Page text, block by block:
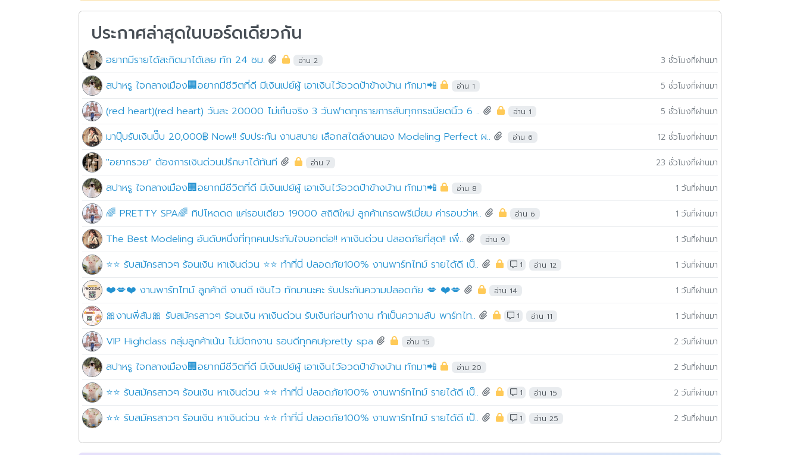
ประกาศล่าสุดในบอร์ดเดียวกัน
อยากมีรายได้สะกิดมาได้เลย ทัก 24 ชม. อ่าน 2 3 ชั่วโมงที่ผ่านมา
สปาหรู ใจกลางเมือง🏢อยากมีชีวิตที่ดี มีเงินเปย์ผู้ เอาเงินไว้อวดป้าข้างบ้าน ทักมา📲 อ่าน 1 5 ชั่วโมงที่ผ่านมา
(red heart)(red heart) วันละ 20000 ไม่เกืนจริง 3 วันฟาดทุกรายการสับทุกกระเบียดนิ้ว 6 .. อ่าน 1 5 ชั่วโมงที่ผ่านมา
มาปุ๊บรับเงินปั๊บ 20,000฿ Now!! รับประกัน งานสบาย เลือกสไตล์งานเอง Modeling Perfect ผ.. อ่าน 6 12 ชั่วโมงที่ผ่านมา
"อยากรวย" ต้องการเงินด่วนปรึกษาได้ทันที อ่าน 7 23 ชั่วโมงที่ผ่านมา
สปาหรู ใจกลางเมือง🏢อยากมีชีวิตที่ดี มีเงินเปย์ผู้ เอาเงินไว้อวดป้าข้างบ้าน ทักมา📲 อ่าน 8 1 วันที่ผ่านมา
🌈 PRETTY SPA🌈 ทิปโหดดด แค่รอบเดียว 19000 สถิติใหม่ ลูกค้าเกรดพรีเมี่ยม ค่ารอบว่าห.. อ่าน 6 1 วันที่ผ่านมา
The Best Modeling อันดับหนึ่งที่ทุกคนประทับใจบอกต่อ!! หาเงินด่วน ปลอดภัยที่สุด!! เพื่.. อ่าน 9 1 วันที่ผ่านมา
⭐⭐ รับสมัครสาวๆ ร้อนเงิน หาเงินด่วน ⭐⭐ ทำที่นี่ ปลอดภัย100% งานพาร์ทไทม์ รายได้ดี เป็.. 1 อ่าน 12 1 วันที่ผ่านมา
❤️💋❤️ งานพาร์ทไทม์ ลูกค้าดี งานดี เงินไว ทักมานะคะ รับประกันความปลอดภัย 💋 ❤️💋 อ่าน 14 1 วันที่ผ่านมา
🎀งานพี่ส้ม🎀 รับสมัครสาวๆ ร้อนเงิน หาเงินด่วน รับเงินก่อนทำงาน ทำเป็นความลับ พาร์ทไท.. 1 อ่าน 11 1 วันที่ผ่านมา
VIP Highclass กลุ่มลูกค้าเน้น ไม่มีตกงาน รอบดีทุกคน!pretty spa อ่าน 15 2 วันที่ผ่านมา
สปาหรู ใจกลางเมือง🏢อยากมีชีวิตที่ดี มีเงินเปย์ผู้ เอาเงินไว้อวดป้าข้างบ้าน ทักมา📲 อ่าน 20 2 วันที่ผ่านมา
⭐⭐ รับสมัครสาวๆ ร้อนเงิน หาเงินด่วน ⭐⭐ ทำที่นี่ ปลอดภัย100% งานพาร์ทไทม์ รายได้ดี เป็.. 1 อ่าน 15 2 วันที่ผ่านมา
⭐⭐ รับสมัครสาวๆ ร้อนเงิน หาเงินด่วน ⭐⭐ ทำที่นี่ ปลอดภัย100% งานพาร์ทไทม์ รายได้ดี เป็.. 1 อ่าน 25 2 วันที่ผ่านมา